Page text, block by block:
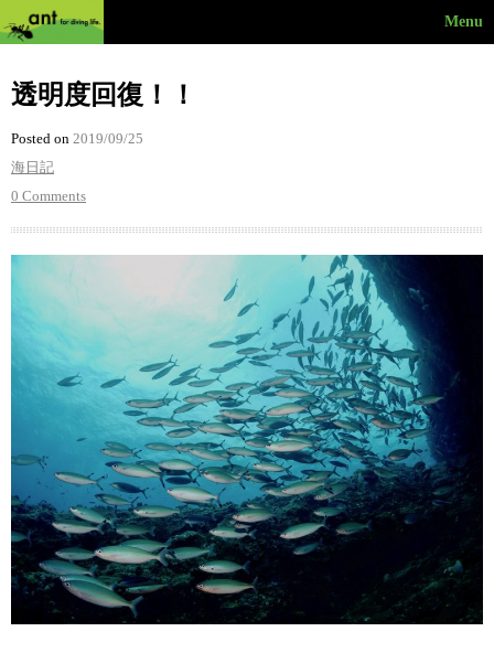
Menu
透明度回復！！
Posted on 2019/09/25
海日記
0 Comments